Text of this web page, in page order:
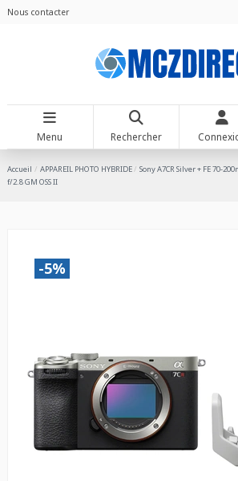
Nous contacter
Menu Rechercher
Accueil APPAREIL PHOTO HYBRIDE
Sony A7CR Silver + FE 70-
f/2.8 GM OSS II
-5%